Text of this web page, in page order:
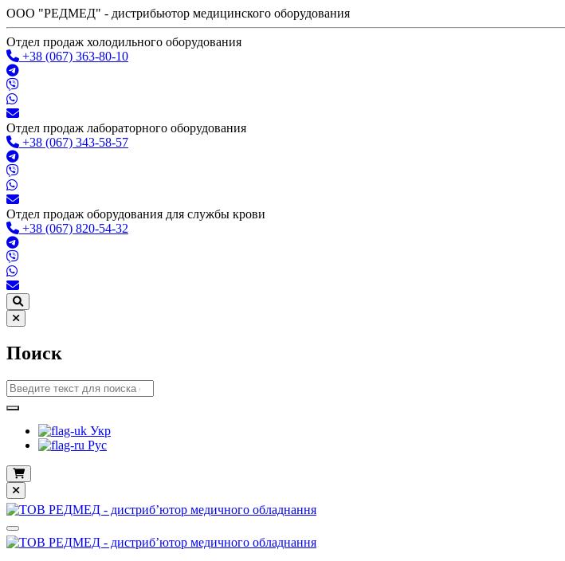
ООО "РЕДМЕД" - дистрибьютор медицинского оборудования
Отдел продаж холодильного оборудования
+38 (067) 363-80-10
Отдел продаж лабораторного оборудования
+38 (067) 343-58-57
Отдел продаж оборудования для службы крови
+38 (067) 820-54-32
Поиск
Укр
Рус